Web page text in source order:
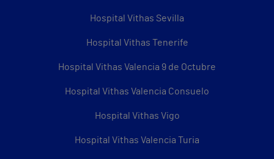
Hospital Vithas Sevilla
Hospital Vithas Tenerife
Hospital Vithas Valencia 9 de Octubre
Hospital Vithas Valencia Consuelo
Hospital Vithas Vigo
Hospital Vithas Valencia Turia